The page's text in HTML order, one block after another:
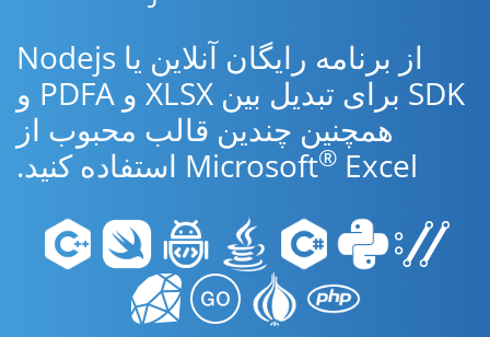
از برنامه رایگان آنلاین یا Nodejs
SDK برای تبدیل بین XLSX و PDFA و
همچنین چندین قالب محبوب از
Microsoft® Excel استفاده کنید.